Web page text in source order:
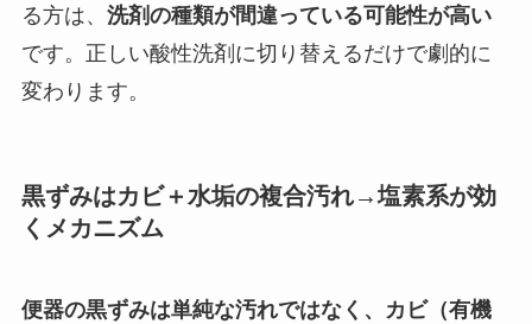
る方は、 洗剤の種類が間違っている可能性が高い
です。正しい酸性洗剤に切り替えるだけで劇的に
変わります。
黒ずみはカビ＋水垢の複合汚れ→塩素系が効
くメカニズム
便器の黒ずみは単純な汚れではなく、カビ（有機